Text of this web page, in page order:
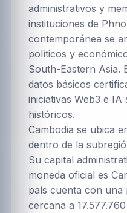
administrativos y
instituciones de
contemporánea se
políticos y
South-Eastern Asia.
datos básicos
iniciativas Web3 e
históricos.
Cambodia se ubica
dentro de la
Su capital
moneda oficial es
país cuenta con una
cercana a